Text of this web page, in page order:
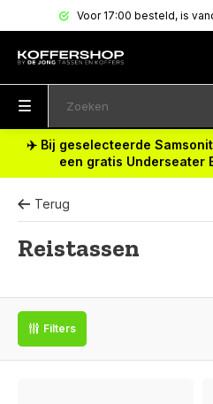
Voor 17:00 besteld, is
✈️ Bij geselecteerde
een gratis Underseater
Terug
Reistassen
Filters